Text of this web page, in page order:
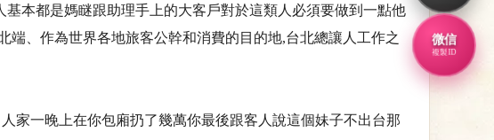
本都是媽瞇跟助理手上的大客戶對於這類人必須要做到一點他
、作為世界各地旅客公幹和消費的目的地,台北總讓人工作之
家一晚上在你包廂扔了幾萬你最後跟客人說這個妹子不出台那
微信
複製ID